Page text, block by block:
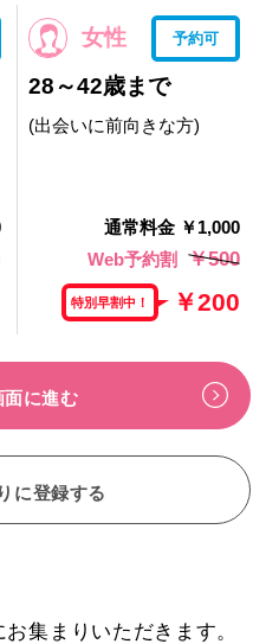
女性 予約可
28～42歳まで
(出会いに前向きな方)
通常料金 ￥1,000
Web予約割
￥500
特別早割中！ ￥200
面に進む
に登録する
お集まりいただきます。